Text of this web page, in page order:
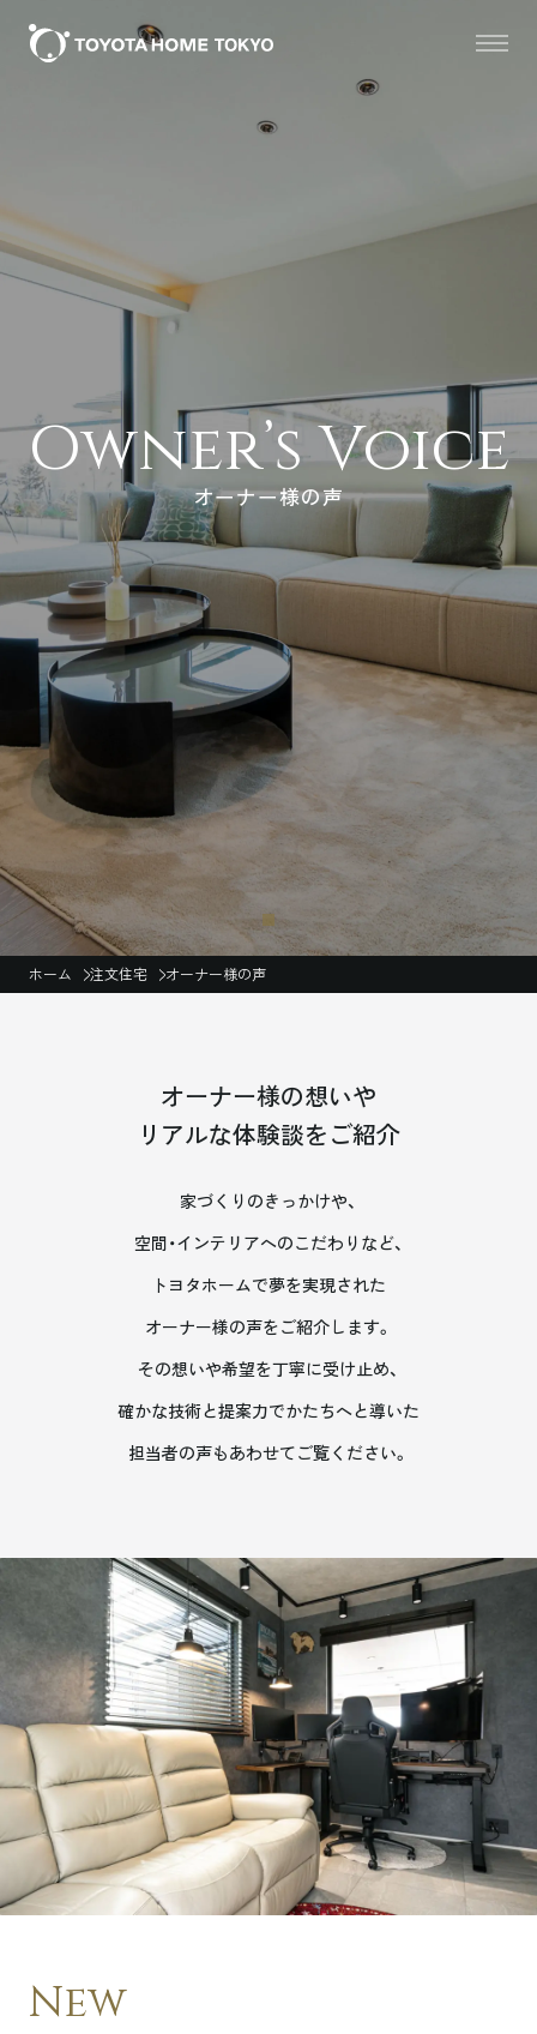
Owner’s Voice
オーナー様の声
ホーム 注文住宅 オーナー様の声
オーナー様の想いや
リアルな体験談をご紹介
家づくりのきっかけや、
空間・インテリアへのこだわりなど、
トヨタホームで夢を実現された
オーナー様の声をご紹介します。
その想いや希望を丁寧に受け止め、
確かな技術と提案力でかたちへと導いた
担当者の声もあわせてご覧ください。
New